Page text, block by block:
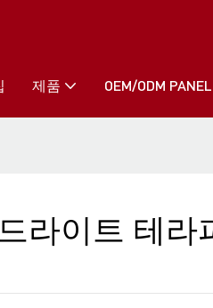
제품 OEM/ODM PANEL
라이트 테라